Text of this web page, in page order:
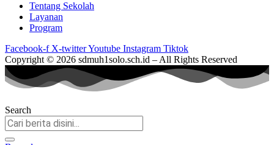
Tentang Sekolah
Layanan
Program
Facebook-f X-twitterYoutube Instagram Tiktok
Copyright © 2026 sdmuh1solo.sch.id – All Rights Reserved
Search